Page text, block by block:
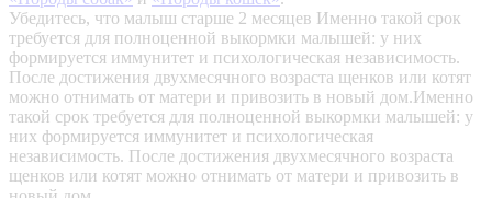
Убедитесь, что малыш старше 2 месяцев Именно такой срок
требуется для полноценной выкормки малышей: у них
формируется иммунитет и психологическая независимость.
После достижения двухмесячного возраста щенков или котят
можно отнимать от матери и привозить в новый дом.Именно
такой срок требуется для полноценной выкормки малышей: у
них формируется иммунитет и психологическая
независимость. После достижения двухмесячного возраста
щенков или котят можно отнимать от матери и привозить в